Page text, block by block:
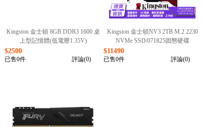
Kingston 金士頓 8GB DDR3 1600 桌
上型記憶體(低電壓1.35V)
$2500
已售0件 評論(0)
Kingston 金士頓NV3 2TB M.2 2230
NVMe SSD/071825固態硬碟
(SNV3SM3/2T0)/050726
$11490
已售0件 評論(0)